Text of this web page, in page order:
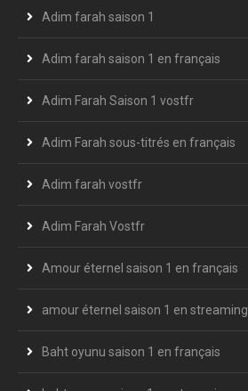
Adim farah saison 1
Adim farah saison 1 en français
Adim Farah Saison 1 vostfr
Adim Farah sous-titrés en français
Adim farah vostfr
Adim Farah Vostfr
Amour éternel saison 1 en français
amour éternel saison 1 en streaming
Baht oyunu saison 1 en français